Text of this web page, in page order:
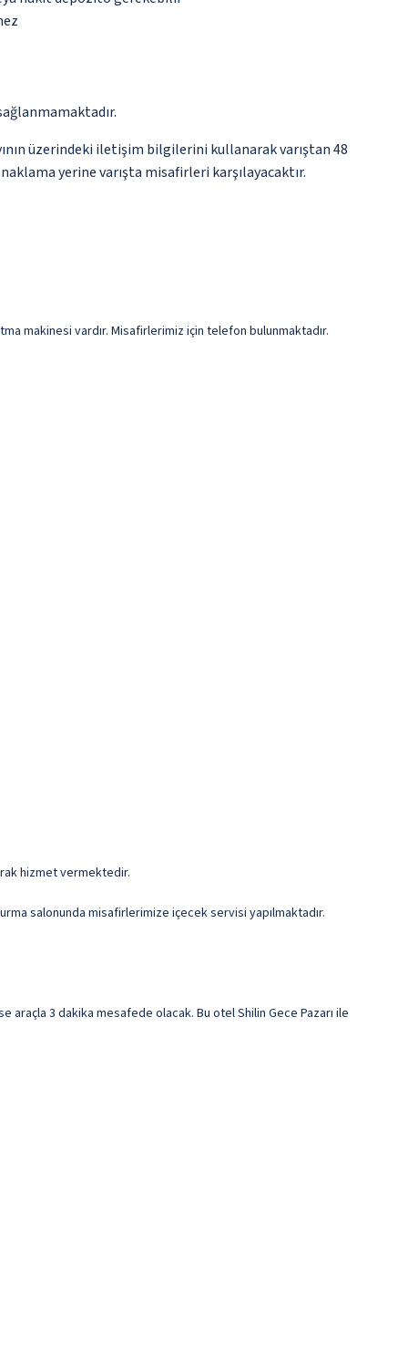
üzerindeki iletişim bilgilerini kullanarak varıştan 48
yerine varışta misafirleri karşılayacaktır.
makinesi vardır. Misafirlerimiz için telefon bulunmaktadır.
hizmet vermektedir.
salonunda misafirlerimize içecek servisi yapılmaktadır.
araçla 3 dakika mesafede olacak. Bu otel Shilin Gece Pazarı ile